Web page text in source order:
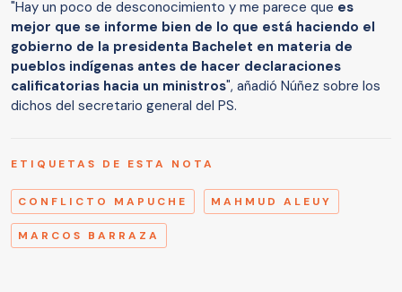
"Hay un poco de desconocimiento y me parece que es
mejor que se informe bien de lo que está haciendo el
gobierno de la presidenta Bachelet en materia de
pueblos indígenas antes de hacer declaraciones
calificatorias hacia un ministros", añadió Núñez sobre los
dichos del secretario general del PS.
ETIQUETAS DE ESTA NOTA
CONFLICTO MAPUCHE MAHMUD ALEUY
MARCOS BARRAZA